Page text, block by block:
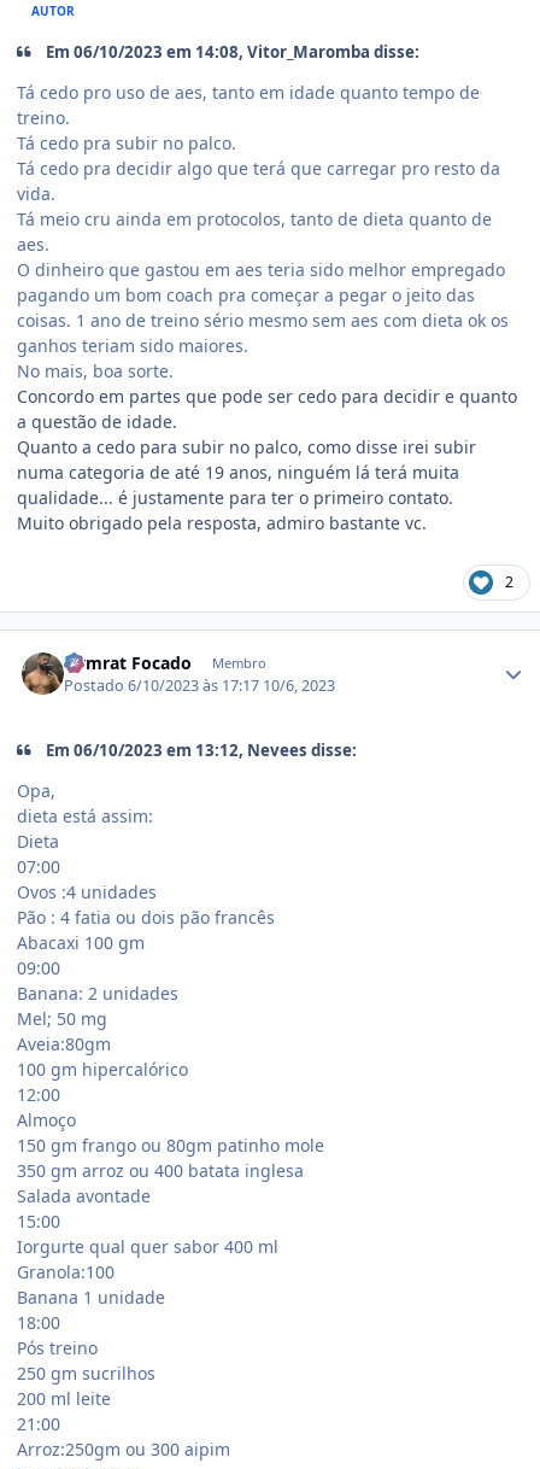
AUTOR
Em 06/10/2023 em 14:08, Vitor_Maromba disse:
Tá cedo pro uso de aes, tanto em idade quanto tempo de
treino.
Tá cedo pra subir no palco.
Tá cedo pra decidir algo que terá que carregar pro resto da
vida.
Tá meio cru ainda em protocolos, tanto de dieta quanto de
aes.
O dinheiro que gastou em aes teria sido melhor empregado
pagando um bom coach pra começar a pegar o jeito das
coisas. 1 ano de treino sério mesmo sem aes com dieta ok os
ganhos teriam sido maiores.
No mais, boa sorte.
Concordo em partes que pode ser cedo para decidir e quanto
a questão de idade.
Quanto a cedo para subir no palco, como disse irei subir
numa categoria de até 19 anos, ninguém lá terá muita
qualidade... é justamente para ter o primeiro contato.
Muito obrigado pela resposta, admiro bastante vc.
2
Gymrat Focado Membro
Postado6/10/2023 às 17:17 10/6, 2023
Em 06/10/2023 em 13:12, Nevees disse:
Opa,
dieta está assim:
Dieta
07:00
Ovos :4 unidades
Pão : 4 fatia ou dois pão francês
Abacaxi 100 gm
09:00
Banana: 2 unidades
Mel; 50 mg
Aveia:80gm
100 gm hipercalórico
12:00
Almoço
150 gm frango ou 80gm patinho mole
350 gm arroz ou 400 batata inglesa
Salada avontade
15:00
Iorgurte qual quer sabor 400 ml
Granola:100
Banana 1 unidade
18:00
Pós treino
250 gm sucrilhos
200 ml leite
21:00
Arroz:250gm ou 300 aipim